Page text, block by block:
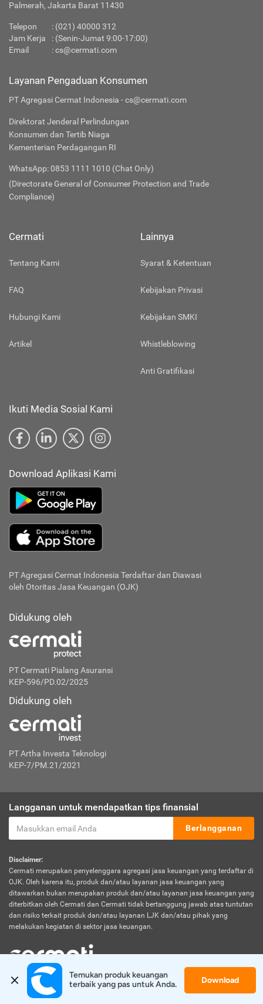
Palmerah, Jakarta Barat 11430
Telepon
: (021) 40000 312
Jam Kerja
: (Senin-Jumat 9:00-17:00)
Email
:cs@cermati.com
Layanan Pengaduan Konsumen
PT Agregasi Cermat Indonesia - cs@cermati.com
Direktorat Jenderal Perlindungan
Konsumen dan Tertib Niaga
Kementerian Perdagangan RI
WhatsApp: 0853 1111 1010 (Chat Only)
(Directorate General of Consumer Protection and Trade
Compliance)
Cermati
Tentang Kami
FAQ
Hubungi Kami
Artikel
Lainnya
Syarat & Ketentuan
Kebijakan Privasi
Kebijakan SMKI
Whistleblowing
Anti Gratifikasi
Ikuti Media Sosial Kami
Download Aplikasi Kami
PT Agregasi Cermat Indonesia Terdaftar dan Diawasi
oleh Otoritas Jasa Keuangan (OJK)
Didukung oleh
PT Cermati Pialang Asuransi
KEP-596/PD.02/2025
Didukung oleh
PT Artha Investa Teknologi
KEP-7/PM.21/2021
Langganan untuk mendapatkan tips finansial
Berlangganan
Disclaimer:
Cermati merupakan penyelenggara agregasi jasa keuangan yang terdaftar di
OJK. Oleh karena itu, produk dan/atau layanan jasa keuangan yang
ditawarkan bukan merupakan produk dan/atau layanan jasa keuangan yang
diterbitkan oleh Cermati dan Cermati tidak bertanggung jawab atas tuntutan
dan risiko terkait produk dan/atau layanan LJK dan/atau pihak yang
melakukan kegiatan di sektor jasa keuangan.
© 2026 Cermati. All Rights Reserved.
Temukan produk keuangan
terbaik yang pas untuk Anda.
Download